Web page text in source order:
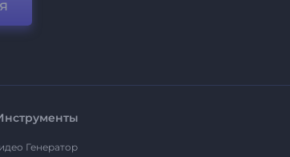
Генератор